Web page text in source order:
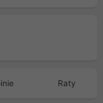
Raty